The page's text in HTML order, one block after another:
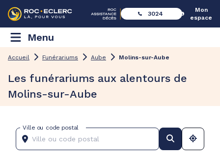
3024
Mon
espace
Menu
Accueil Funérariums Aube Molins-sur-Aube
Les funérariums aux alentours de
Molins-sur-Aube
Ville ou code postal